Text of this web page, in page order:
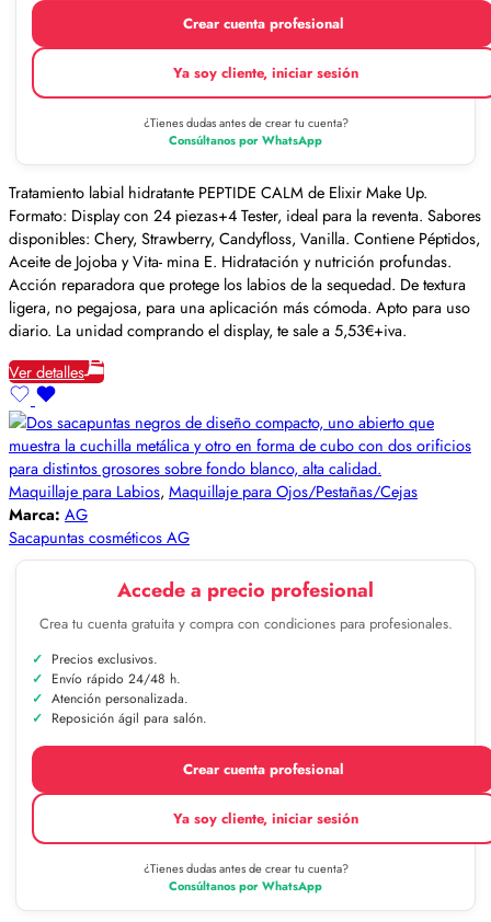
Crear cuenta profesional
Ya soy cliente, iniciar sesión
¿Tienes dudas antes de crear tu cuenta?
Consúltanos por WhatsApp
Tratamiento labial hidratante PEPTIDE CALM de Elixir Make Up.
Formato: Display con 24 piezas+4 Tester, ideal para la reventa. Sabores
disponibles: Chery, Strawberry, Candyfloss, Vanilla. Contiene Péptidos,
Aceite de Jojoba y Vita- mina E. Hidratación y nutrición profundas.
Acción reparadora que protege los labios de la sequedad. De textura
ligera, no pegajosa, para una aplicación más cómoda. Apto para uso
diario. La unidad comprando el display, te sale a 5,53€+iva.
Ver detalles
Maquillaje para Labios, Maquillaje para Ojos/Pestañas/Cejas
Marca: AG
Sacapuntas cosméticos AG
Accede a precio profesional
Crea tu cuenta gratuita y compra con condiciones para profesionales.
Precios exclusivos.
Envío rápido 24/48 h.
Atención personalizada.
Reposición ágil para salón.
Crear cuenta profesional
Ya soy cliente, iniciar sesión
¿Tienes dudas antes de crear tu cuenta?
Consúltanos por WhatsApp